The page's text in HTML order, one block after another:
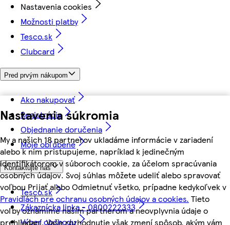
Nastavenia súkromia
My a našich 18 partnerov ukladáme informácie v zariadení
alebo k nim pristupujeme, napríklad k jedinečným
identifikátorom v súboroch cookie, za účelom spracúvania
osobných údajov. Svoj súhlas môžete udeliť alebo spravovať
voľbou Prijať alebo Odmietnuť všetko, prípadne kedykoľvek v
Pravidlách pre ochranu osobných údajov a cookies. Tieto
voľby oznámime našim partnerom a neovplyvnia údaje o
prehliadaní. Vaše rozhodnutie však zmení spôsob, akým vám
Nastavenia cookies
Možnosti platby
Tesco.sk
Clubcard
Pred prvým nákupom
Ako nakupovať
Registrácia
Objednanie doručenia
Moje obľúbené
Kontaktujte nás
Tesco.sk
Zákaznícka linka - 0800222333
Výber obchodu